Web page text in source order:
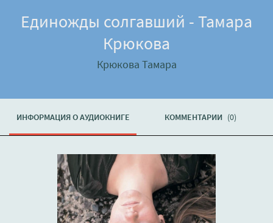
Единожды солгавший - Тамара
Крюкова
Крюкова Тамара
ИНФОРМАЦИЯ О АУДИОКНИГЕ КОММЕНТАРИИ (0)